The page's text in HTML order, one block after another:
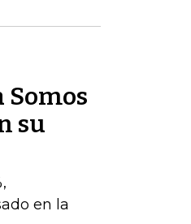
Somos
su
en la